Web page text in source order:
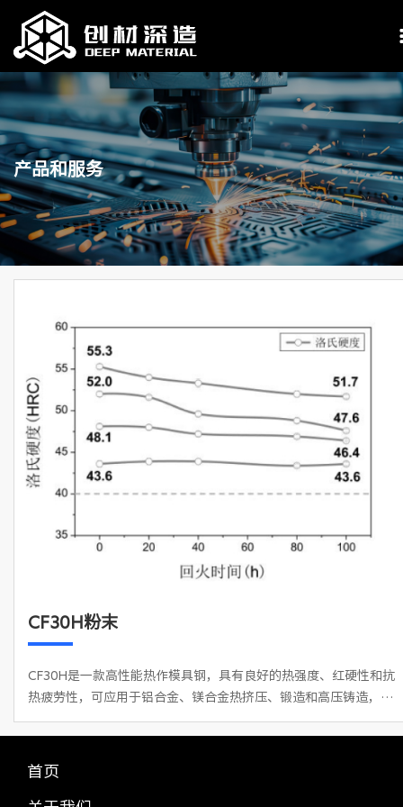
产品和服务
CF30H粉末
CF30H是一款高性能热作模具钢，具有良好的热强度、红硬性和抗
热疲劳性，可应用于铝合金、镁合金热挤压、锻造和高压铸造，特
制，减少热负荷，显著延长模具的整体服役寿命。同时，两款模具
钢CF30H1、CF30H2在强韧性、抗回火稳定性、抗热龟裂性以及导
首页